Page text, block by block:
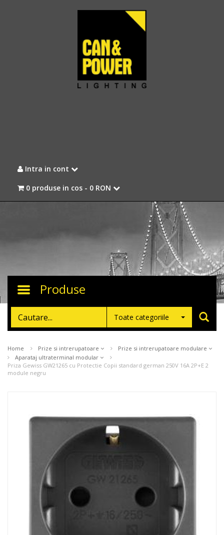
Intra in cont
0 produse in cos - 0 RON
Toggle
Produse
Toate categoriile
Home Prize si intrerupatoare
Prize si intrerupatoare modulare
Aparataj ultraterminal modular
Priza Gewiss GW21265 cu Protectie Copii standard german 250V 16A 2P+E 2
module negru